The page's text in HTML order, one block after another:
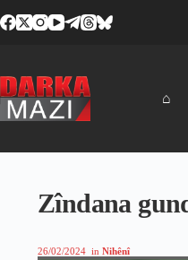
to
⌂
Zîndana
26/02/2024 in Nihênî